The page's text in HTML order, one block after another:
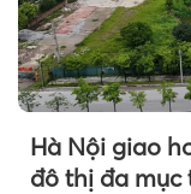
Hà Nội giao
đô thị đa mục